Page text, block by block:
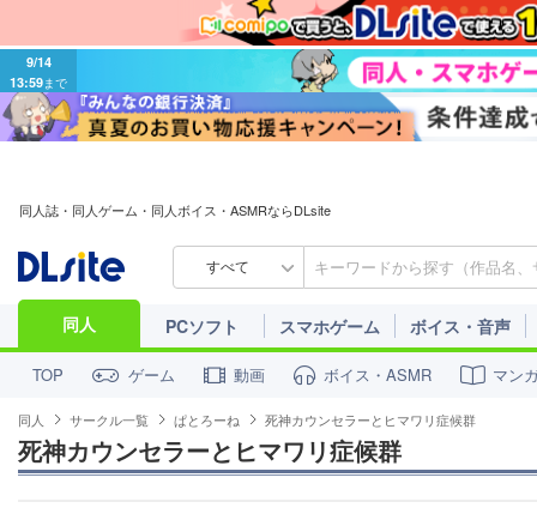
9/14
13:59まで
同人誌・同人ゲーム・同人ボイス・ASMRならDLsite
すべて
同人 PCソフト スマホゲーム ボイス・音声
TOP ゲーム 動画 ボイス・ASMR マン
同人 サークル一覧 ぱとろーね 死神カウンセラーとヒマワリ症候群
死神カウンセラーとヒマワリ症候群